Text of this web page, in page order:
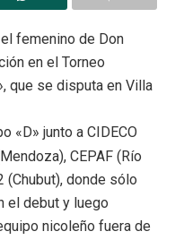
femenino de Don
en el Torneo
que se disputa en Villa
«D» junto a CIDECO
CEPAF (Río
(Chubut), donde sólo
el debut y luego
nicoleño fuera de